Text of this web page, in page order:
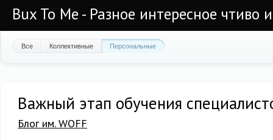
Bux To Me - Разное интересное чтиво
Все Коллективные Персональные
Важный этап обучения
Блог им. WOFF